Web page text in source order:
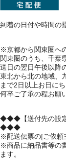
到着の日付や時間の
※京都から関東圏へ
関東圏のうち、千葉
送日の翌日午後以降
東北から北の地域、
まで2日以上お日に
何卒ご了承の程お願
◆◆◆【送付先の設定
◆◆◆
※配送伝票の[ご依頼
※商品に納品書等の
ます。